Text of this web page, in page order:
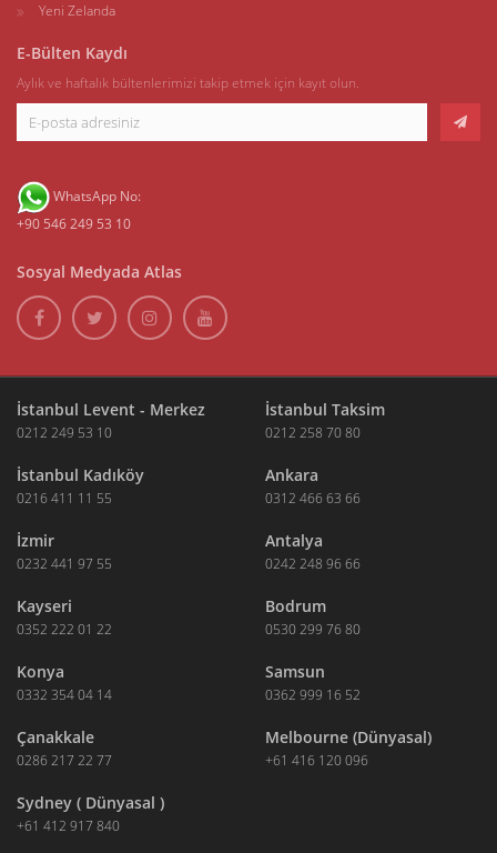
Yeni Zelanda
E-Bülten Kaydı
Aylık ve haftalık bültenlerimizi takip etmek için kayıt olun.
WhatsApp No:
+90 546 249 53 10
Sosyal Medyada Atlas
İstanbul Levent - Merkez
0212 249 53 10
İstanbul Taksim
0212 258 70 80
İstanbul Kadıköy
0216 411 11 55
Ankara
0312 466 63 66
İzmir
0232 441 97 55
Antalya
0242 248 96 66
Kayseri
0352 222 01 22
Bodrum
0530 299 76 80
Konya
0332 354 04 14
Samsun
0362 999 16 52
Çanakkale
0286 217 22 77
Melbourne (Dünyasal)
+61 416 120 096
Sydney ( Dünyasal )
+61 412 917 840